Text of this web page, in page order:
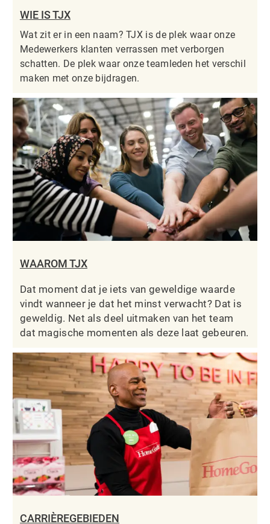
WIE IS TJX
Wat zit er in een naam? TJX is de plek waar onze
Medewerkers klanten verrassen met verborgen
schatten. De plek waar onze teamleden het verschil
maken met onze bijdragen.
WAAROM TJX
Dat moment dat je iets van geweldige waarde
vindt wanneer je dat het minst verwacht? Dat is
geweldig. Net als deel uitmaken van het team
dat magische momenten als deze laat gebeuren.
CARRIÈREGEBIEDEN